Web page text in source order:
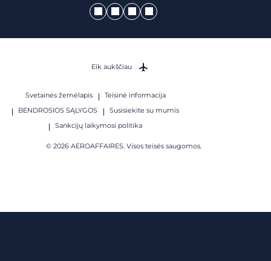
Svetainės žemėlapis
Teisinė informacija
BENDROSIOS SĄLYGOS
Susisiekite su mumis
Sankcijų laikymosi politika
© 2026 AEROAFFAIRES. Visos teisės saugomos.
Eik aukščiau